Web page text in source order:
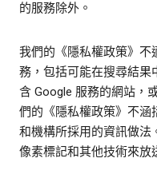
的服務除外。
我們的《隱私權政策》不
務，包括可能在搜尋結果
含 Google 服務的網站，
們的《隱私權政策》不涵
和機構所採用的資訊做法
像素標記和其他技術來放